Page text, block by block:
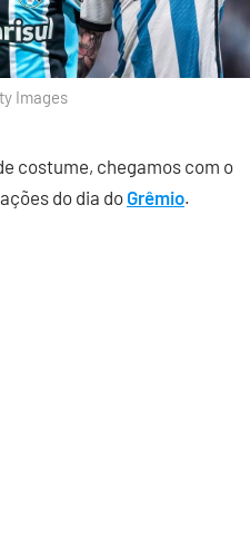
Images
costume, chegamos com o
do dia do Grêmio.